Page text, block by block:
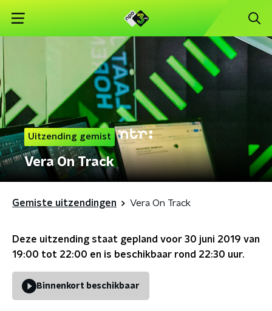
Uitzending gemist
Vera On Track
Gemiste uitzendingen Vera On Track
Deze uitzending staat gepland voor 30 juni 2019 van
19:00 tot 22:00 en is beschikbaar rond 22:30 uur.
Binnenkort beschikbaar